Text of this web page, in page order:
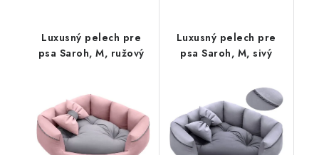
Luxusný pelech pre
psa Saroh, M, ružový
Luxusný pelech pre
psa Saroh, M, sivý